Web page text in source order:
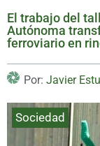
El trabajo del
Autónoma
ferroviario en
Por: Javier
Sociedad